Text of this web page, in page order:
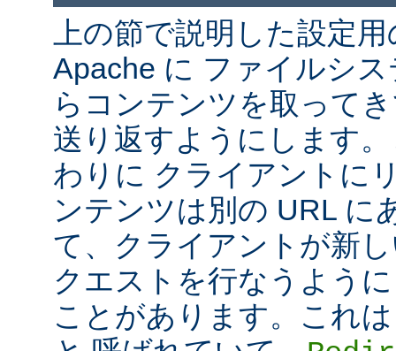
上の節で説明した設定
Apache に ファイルシ
らコンテンツを取って
送り返すようにします
わりに クライアントに
ンテンツは別の URL に
て、クライアントが新
クエストを行なうよう
ことがあります。これは